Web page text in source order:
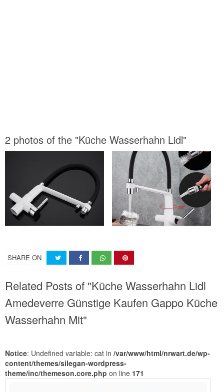
2 photos of the "Küche Wasserhahn Lidl"
SHARE ON
Related Posts of "Küche Wasserhahn Lidl
Amedeverre Günstige Kaufen Gappo Küche
Wasserhahn Mit"
Notice: Undefined variable: cat in /var/www/html/nrwart.de/wp-
content/themes/silegan-wordpress-
theme/inc/themeson.core.php on line 171